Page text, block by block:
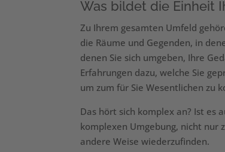
Was bildet die Einheit
Zu Ihrem gesamten Umfeld
die Räume und Gegenden, in
denen Sie sich umgeben, Ihre
Erfahrungen dazu, welche Sie
um zum für Sie Wesentlichen zu
Das hört sich komplex an? Ist es
komplexen Umgebung, nicht nur
andere Weise wiederzufinden.